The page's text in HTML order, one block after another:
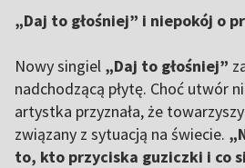
„Daj to głośniej” i niepokój o
Nowy singiel „Daj to głośniej”
nadchodzącą płytę. Choć utwór
artystka przyznała, że
związany z sytuacją na świecie.
to, kto przyciska guziczki i co